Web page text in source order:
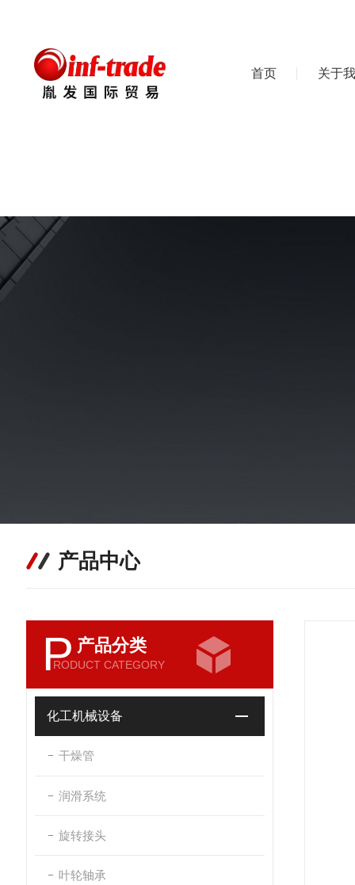
首页 关于
产品中心
P 产品分类
RODUCT CATEGORY
化工机械设备
干燥管
润滑系统
旋转接头
叶轮轴承